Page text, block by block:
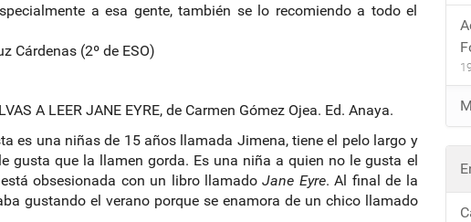
a esa gente, también se lo recomiendo a todo el
Cárdenas (2º de ESO)
A LEER JANE EYRE, de Carmen Gómez Ojea. Ed. Anaya.
es una niñas de 15 años llamada Jimena, tiene el pelo largo y
gusta que la llamen gorda. Es una niña a quien no le gusta el
obsesionada con un libro llamadoJane Eyre. Al final de la
gustando el verano porque se enamora de un chico llamado